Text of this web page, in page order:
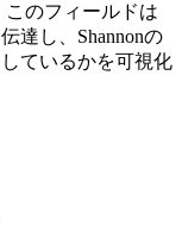
のフィールドは
達し、Shannonの
ているかを可視化